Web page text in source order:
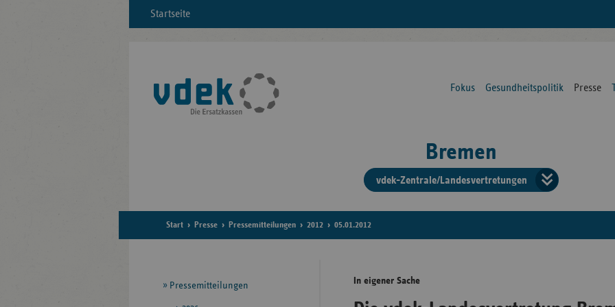
Startseite
Fokus Gesundheitspolitik Presse
Bremen
vdek-Zentrale/Landesvertretungen
der
Start Presse Pressemitteilungen 2012 05.01.2012
In eigener Sache
Seitennavigation
Pressemitteilungen